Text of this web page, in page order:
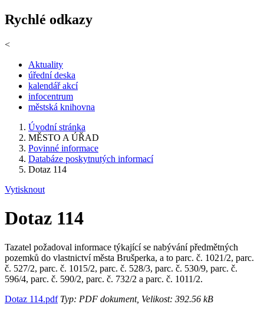
Rychlé odkazy
<
Aktuality
úřední deska
kalendář akcí
infocentrum
městská knihovna
Úvodní stránka
MĚSTO A ÚŘAD
Povinné informace
Databáze poskytnutých informací
Dotaz 114
Vytisknout
Dotaz 114
Tazatel požadoval informace týkající se nabývání předmětných
pozemků do vlastnictví města Brušperka, a to parc. č. 1021/2, parc.
č. 527/2, parc. č. 1015/2, parc. č. 528/3, parc. č. 530/9, parc. č.
596/4, parc. č. 590/2, parc. č. 732/2 a parc. č. 1011/2.
Dotaz 114.pdfTyp: PDF dokument, Velikost: 392.56 kB